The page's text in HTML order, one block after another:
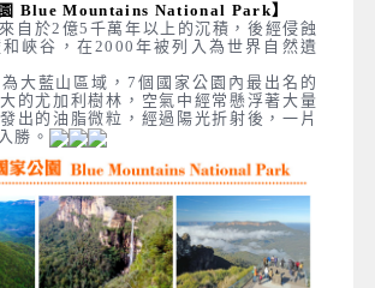
園 Blue Mountains National Park】
自於2億5千萬年以上的沉積，後經侵蝕
峽谷，在2000年被列入為世界自然遺
大藍山區域，7個國家公園內最出名的
的尤加利樹林，空氣中經常懸浮著大量
出的油脂微粒，經過陽光折射後，一片
勝。